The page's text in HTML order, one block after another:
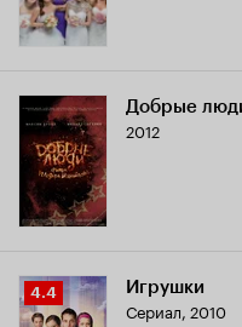
Добрые
2012
Рейтинг
Кинопоиска
4.4 Игрушки
Сериал, 2010